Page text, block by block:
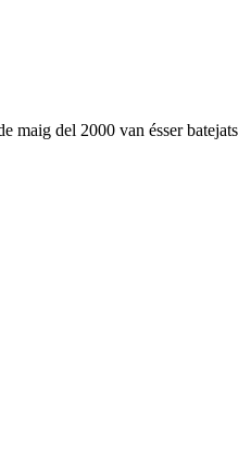
maig del 2000 van ésser batejats